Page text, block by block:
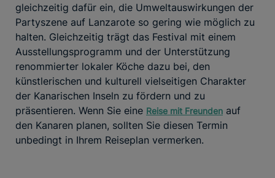
gleichzeitig dafür ein, die Umweltauswirkungen der
Partyszene auf Lanzarote so gering wie möglich zu
halten. Gleichzeitig trägt das Festival mit einem
Ausstellungsprogramm und der Unterstützung
renommierter lokaler Köche dazu bei, den
künstlerischen und kulturell vielseitigen Charakter
der Kanarischen Inseln zu fördern und zu
präsentieren. Wenn Sie eine Reise mit Freunden auf
den Kanaren planen, sollten Sie diesen Termin
unbedingt in Ihrem Reiseplan vermerken.